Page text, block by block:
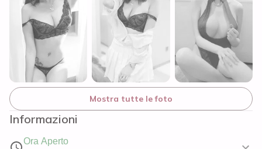
Mostra tutte le foto
Informazioni
Ora Aperto